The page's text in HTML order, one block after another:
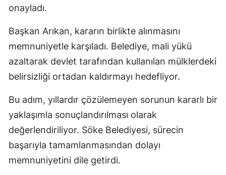
onayladı.
Başkan Arıkan, kararın birlikte alınmasını
memnuniyetle karşıladı. Belediye, mali yükü
azaltarak devlet tarafından kullanılan mülklerdeki
belirsizliği ortadan kaldırmayı hedefliyor.
Bu adım, yıllardır çözülemeyen sorunun kararlı bir
yaklaşımla sonuçlandırılması olarak
değerlendiriliyor. Söke Belediyesi, sürecin
başarıyla tamamlanmasından dolayı
memnuniyetini dile getirdi.